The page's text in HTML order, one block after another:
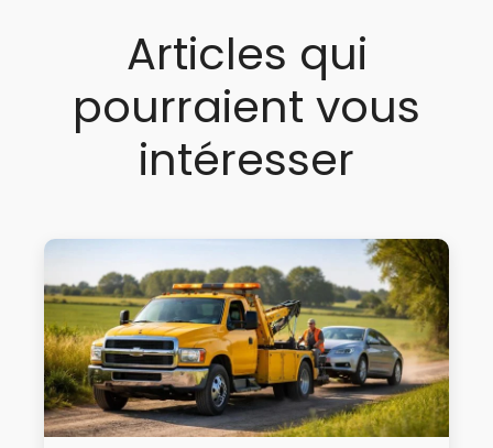
Articles qui
pourraient vous
intéresser